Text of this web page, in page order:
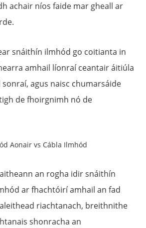
achair níos faide mar gheall ar
snáithín ilmhód go coitianta in
amhail líonraí ceantair áitiúla
sonraí, agus naisc chumarsáide
de fhoirgnimh nó de
an rogha idir snáithín
ar fhachtóirí amhail an fad
riachtanach, breithnithe
shonracha an